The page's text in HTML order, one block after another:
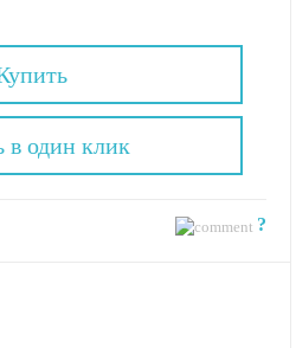
?
в один клик